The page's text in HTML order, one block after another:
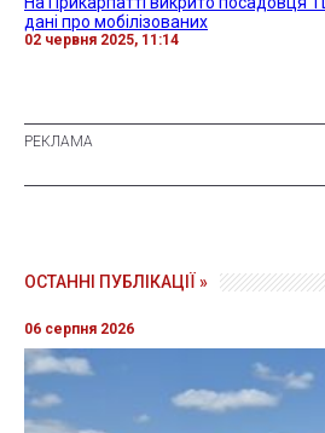
дані про мобілізованих
02 червня 2025, 11:14
ОСТАННІ ПУБЛІКАЦІЇ »
06 серпня 2026